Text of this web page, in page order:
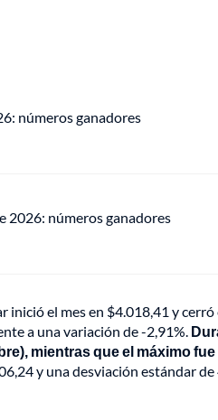
números ganadores
2026: números ganadores
inició el mes en $4.018,41 y cerró
a una variación de -2,91%.
mientras que el máximo fue
y una desviación estándar de